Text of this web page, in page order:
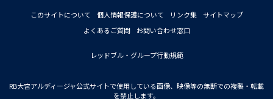
このサイトについて 個人情報保護について リンク集
サイトマップ
よくあるご質問
お問い合わせ窓口
レッドブル・グループ行動規範
RB大宮アルディージャ公式サイトで使用している画像、映像等の無断での複製・転載
を禁止します。